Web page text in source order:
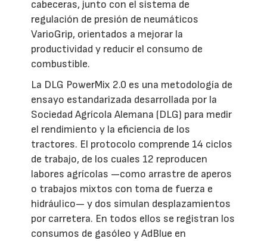
cabeceras, junto con el sistema de
regulación de presión de neumáticos
VarioGrip, orientados a mejorar la
productividad y reducir el consumo de
combustible.
La DLG PowerMix 2.0 es una metodología de
ensayo estandarizada desarrollada por la
Sociedad Agrícola Alemana (DLG) para medir
el rendimiento y la eficiencia de los
tractores. El protocolo comprende 14 ciclos
de trabajo, de los cuales 12 reproducen
labores agrícolas —como arrastre de aperos
o trabajos mixtos con toma de fuerza e
hidráulico— y dos simulan desplazamientos
por carretera. En todos ellos se registran los
consumos de gasóleo y AdBlue en